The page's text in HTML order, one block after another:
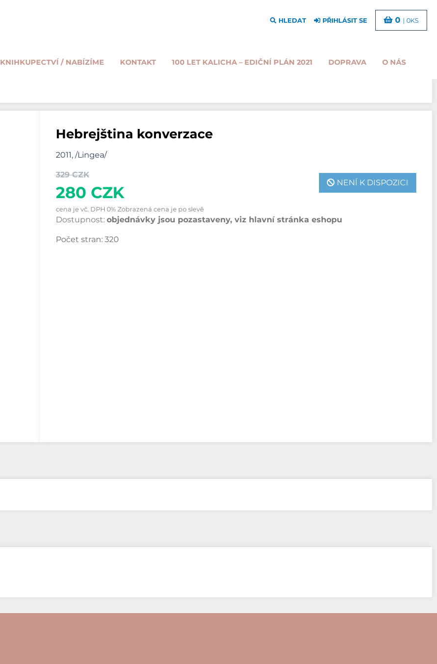
KNIHKUPECTVÍ / NABÍZÍME KONTAKT 100 LET KALICHA – EDIČNÍ PLÁN 2021 DOPRAVA O NÁS
HLEDAT PŘIHLÁSIT SE 0 | 0KS
Hebrejština konverzace
2011, /Lingea/
329 CZK
280 CZK
NENÍ K DISPOZICI
cena je vč. DPH 0% Zobrazená cena je po slevě
Dostupnost: objednávky jsou pozastaveny, viz hlavní stránka eshopu
Počet stran: 320